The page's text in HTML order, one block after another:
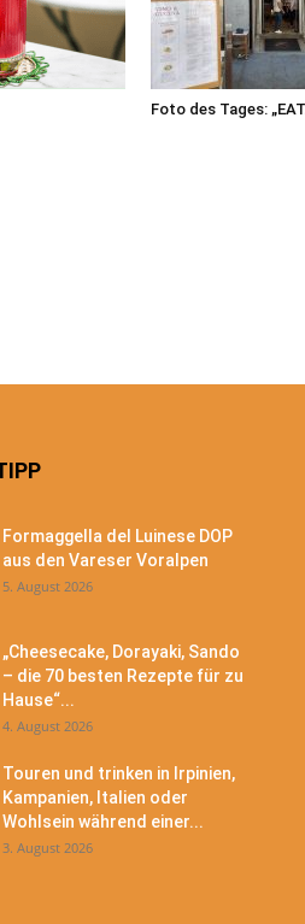
Foto des Tages:
Formaggella del Luinese DOP
aus den Vareser Voralpen
5. August 2026
„Cheesecake, Dorayaki, Sando
– die 70 besten Rezepte für zu
Hause“...
4. August 2026
Touren und trinken in Irpinien,
Kampanien, Italien oder
Wohlsein während einer...
3. August 2026